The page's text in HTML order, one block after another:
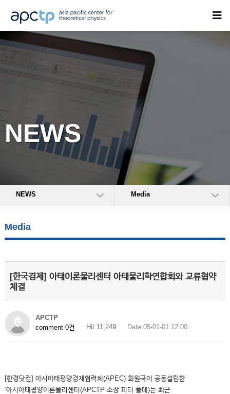
NEWS
NEWS Media
Media
[한국경제] 아태이론물리센터 아태물리학연합회와 교류협약
체결
APCTP
comment 0건
Hit 11,249 Date 05-01-01 12:00
[한경닷컴] 아시아태평양경제협력체(APEC) 회원국이 공동설립한
‘아시아태평양이론물리센터(APCTP·소장 피터 풀데)는 최근